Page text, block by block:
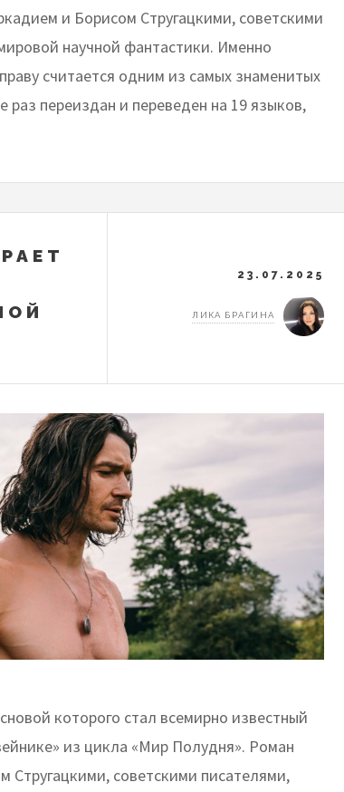
и Борисом Стругацкими, советскими
научной фантастики. Именно
считается одним из самых знаменитых
переиздан и переведен на 19 языков,
23.07.2025
ЛИКА БРАГИНА
которого стал всемирно известный
из цикла «Мир Полудня». Роман
Стругацкими, советскими писателями,